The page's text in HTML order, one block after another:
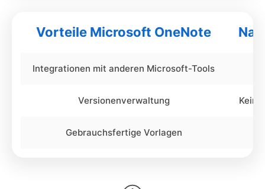
Vorteile Microsoft OneNote
Integrationen mit anderen Microsoft-Tools
Versionenverwaltung
Gebrauchsfertige Vorlagen